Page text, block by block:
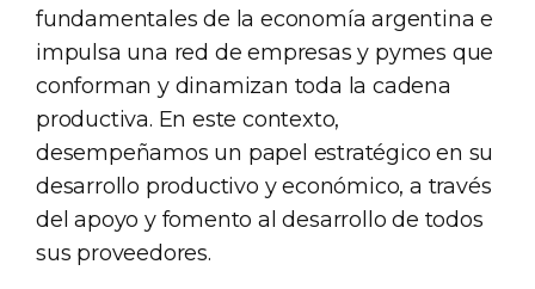
fundamentales de la economía argentina e
impulsa una red de empresas y pymes que
conforman y dinamizan toda la cadena
productiva. En este contexto,
desempeñamos un papel estratégico en su
desarrollo productivo y económico, a través
del apoyo y fomento al desarrollo de todos
sus proveedores.